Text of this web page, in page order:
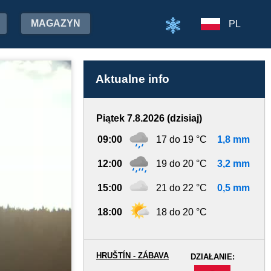
MAGAZYN PL
Aktualne info
Piątek 7.8.2026 (dzisiaj)
09:00 17 do 19 °C 1,8 mm
12:00 19 do 20 °C 3,2 mm
15:00 21 do 22 °C 0,5 mm
18:00 18 do 20 °C
DZIAŁANIE:
HRUŠTÍN - ZÁBAVA